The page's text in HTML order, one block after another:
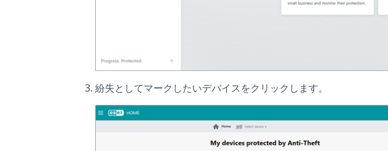
紛失としてマークしたいデバイスをクリックします。